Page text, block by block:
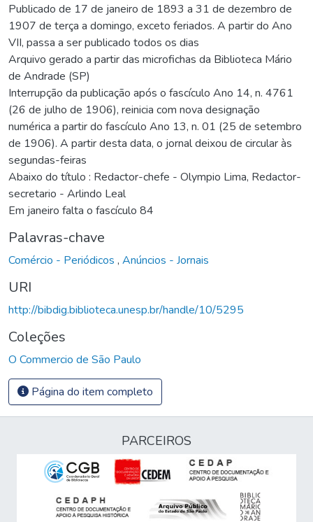
Publicado de 17 de janeiro de 1893 a 31 de dezembro de
1907 de terça a domingo, exceto feriados. A partir do Ano
VII, passa a ser publicado todos os dias
Arquivo gerado a partir das microfichas da Biblioteca Mário
de Andrade (SP)
Interrupção da publicação após o fascículo Ano 14, n. 4761
(26 de julho de 1906), reinicia com nova designação
numérica a partir do fascículo Ano 13, n. 01 (25 de setembro
de 1906). A partir desta data, o jornal deixou de circular às
segundas-feiras
Abaixo do título : Redactor-chefe - Olympio Lima, Redactor-
secretario - Arlindo Leal
Em janeiro falta o fascículo 84
Palavras-chave
Comércio - Periódicos , Anúncios - Jornais
URI
http://bibdig.biblioteca.unesp.br/handle/10/5295
Coleções
O Commercio de São Paulo
Página do item completo
PARCEIROS